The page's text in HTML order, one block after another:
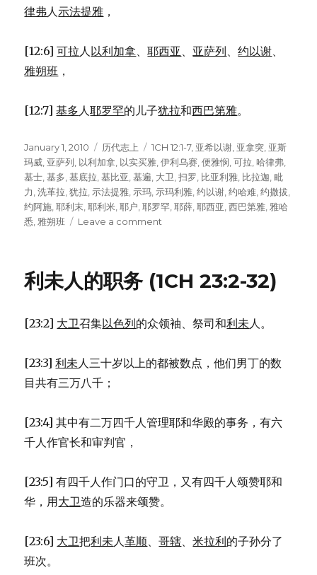
律弗人示法提雅 ，
[12:6]可拉人以利加拿、耶西亚 、 亚萨列、约以谢、
雅朔班 ，
[12:7]基多人耶罗罕的儿子犹拉和西巴第雅。
Posted
on
January 1, 2010 Categories
历代志上 Tags
1CH 12:1-7, 亚希以谢 亚拿突 亚斯
玛威 亚萨列 以利加拿 以实买雅 ,伊利乌赛 ,便雅悯 ,可拉 ,哈律弗
基士 ,基多 ,基底拉 ,基比亚 ,基遍 大卫 ,扫罗 比亚利雅 比拉迦 ,毗
力 ,洗革拉 ,犹拉 示法提雅 示玛 示玛利雅 ,约以谢 ,约哈难 ,约撒拔
约阿施 ,耶利末 ,耶利米 ,耶户 ,耶罗罕 ,耶薛 ,耶西亚 ,西巴第雅 雅哈
悉 雅朔班 Leave a comment
随
的
悯
7)
利未人的职务 (1CH 23:2-32)
[23:2] 大卫召集以色列的众领袖、祭司和利未人。
[23:3]利未人三十岁以上的都被数点，他们男丁的数
目共有三万八千；
[23:4] 其中有二万四千人管理耶和华殿的事务，有六
千人作官长和审判官，
[23:5] 有四千人作门口的守卫，又有四千人颂赞耶和
华，用大卫造的乐器来颂赞。
[23:6] 大卫把利未人革顺、哥辖、米拉利的子孙分了
班次。